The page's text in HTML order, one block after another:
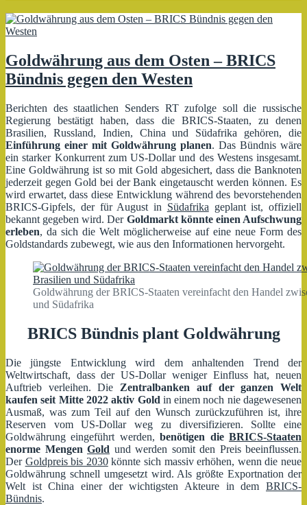
Goldwährung aus dem Osten – BRICS
Bündnis gegen den Westen
Berichten des staatlichen Senders RT zufolge soll die russische
Regierung bestätigt haben, dass die BRICS-Staaten, zu denen
Brasilien, Russland, Indien, China und Südafrika gehören, die
Einführung einer mit Goldwährung planen. Das Bündnis wäre
ein starker Konkurrent zum US-Dollar und des Westens insgesamt.
Eine Goldwährung ist so mit Gold abgesichert, dass die Banknoten
jederzeit gegen Gold bei der Bank eingetauscht werden können. Es
wird erwartet, dass diese Entwicklung während des bevorstehenden
BRICS-Gipfels, der für August in Südafrika geplant ist, offiziell
bekannt gegeben wird. Der Goldmarkt könnte einen Aufschwung
erleben, da sich die Welt möglicherweise auf eine neue Form des
Goldstandards zubewegt, wie aus den Informationen hervorgeht.
Goldwährung der BRICS-Staaten vereinfacht den Handel
und Südafrika
BRICS Bündnis plant Goldwährung
Die jüngste Entwicklung wird dem anhaltenden Trend der
Weltwirtschaft, dass der US-Dollar weniger Einfluss hat, neuen
Auftrieb verleihen. Die Zentralbanken auf der ganzen Welt
kaufen seit Mitte 2022 aktiv Gold in einem noch nie dagewesenen
Ausmaß, was zum Teil auf den Wunsch zurückzuführen ist, ihre
Reserven vom US-Dollar weg zu diversifizieren. Sollte eine
Goldwährung eingeführt werden,benötigen dieBRICS-Staaten
enorme Mengen Gold und werden somit den Preis beeinflussen.
Der Goldpreis bis 2030könnte sich massiv erhöhen, wenn die neue
Goldwährung schnell umgesetzt wird. Als größte Exportnation der
Welt ist China einer der wichtigsten Akteure in dem BRICS-
Bündnis.